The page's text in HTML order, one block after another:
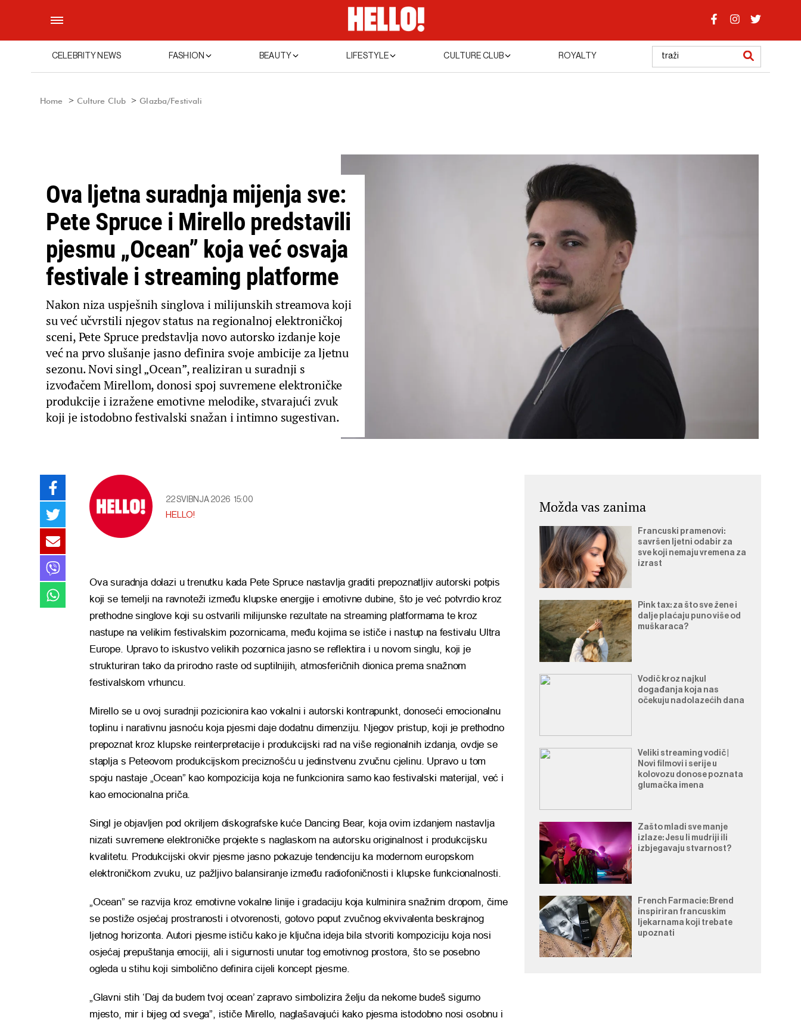
CELEBRITY NEWS FASHION BEAUTY LIFESTYLE CULTURE CLUB ROYALTY
Home Culture Club Glazba/Festivali
Ova ljetna suradnja mijenja sve:
Pete Spruce i Mirello predstavili
pjesmu „Ocean” koja već osvaja
festivale i streaming platforme
Nakon niza uspješnih singlova i milijunskih streamova koji
su već učvrstili njegov status na regionalnoj elektroničkoj
sceni, Pete Spruce predstavlja novo autorsko izdanje koje
već na prvo slušanje jasno definira svoje ambicije za ljetnu
sezonu. Novi singl „Ocean”, realiziran u suradnji s
izvođačem Mirellom, donosi spoj suvremene elektroničke
produkcije i izražene emotivne melodike, stvarajući zvuk
koji je istodobno festivalski snažan i intimno sugestivan.
22 SVIBNJA 2026 15:00
HELLO!
Ova suradnja dolazi u trenutku kada Pete Spruce nastavlja graditi prepoznatljiv autorski potpis
koji se temelji na ravnoteži između klupske energije i emotivne dubine, što je već potvrdio kroz
prethodne singlove koji su ostvarili milijunske rezultate na streaming platformama te kroz
nastupe na velikim festivalskim pozornicama, među kojima se ističe i nastup na festivalu Ultra
Europe. Upravo to iskustvo velikih pozornica jasno se reflektira i u novom singlu, koji je
strukturiran tako da prirodno raste od suptilnijih, atmosferičnih dionica prema snažnom
festivalskom vrhuncu.
Mirello se u ovoj suradnji pozicionira kao vokalni i autorski kontrapunkt, donoseći emocionalnu
toplinu i narativnu jasnoću koja pjesmi daje dodatnu dimenziju. Njegov pristup, koji je prethodno
prepoznat kroz klupske reinterpretacije i produkcijski rad na više regionalnih izdanja, ovdje se
staplja s Peteovom produkcijskom preciznošću u jedinstvenu zvučnu cjelinu. Upravo u tom
spoju nastaje „Ocean” kao kompozicija koja ne funkcionira samo kao festivalski materijal, već i
kao emocionalna priča.
Singl je objavljen pod okriljem diskografske kuće Dancing Bear, koja ovim izdanjem nastavlja
nizati suvremene elektroničke projekte s naglaskom na autorsku originalnost i produkcijsku
kvalitetu. Produkcijski okvir pjesme jasno pokazuje tendenciju ka modernom europskom
elektroničkom zvuku, uz pažljivo balansiranje između radiofoničnosti i klupske funkcionalnosti.
„Ocean” se razvija kroz emotivne vokalne linije i gradaciju koja kulminira snažnim dropom, čime
se postiže osjećaj prostranosti i otvorenosti, gotovo poput zvučnog ekvivalenta beskrajnog
ljetnog horizonta. Autori pjesme ističu kako je ključna ideja bila stvoriti kompoziciju koja nosi
osjećaj prepuštanja emociji, ali i sigurnosti unutar tog emotivnog prostora, što se posebno
ogleda u stihu koji simbolično definira cijeli koncept pjesme.
„Glavni stih ‘Daj da budem tvoj ocean’ zapravo simbolizira želju da nekome budeš sigurno
mjesto, mir i bijeg od svega”, ističe Mirello, naglašavajući kako pjesma istodobno nosi osobnu i
Možda vas zanima
Francuski pramenovi:
savršen ljetni odabir za
sve koji nemaju vremena za
izrast
Pink tax: za što sve žene i
dalje plaćaju puno više od
muškaraca?
Vodič kroz najkul
događanja koja nas
očekuju nadolazećih dana
Veliki streaming vodič |
Novi filmovi i serije u
kolovozu donose poznata
glumačka imena
Zašto mladi sve manje
izlaze: Jesu li mudriji ili
izbjegavaju stvarnost?
French Farmacie: Brend
inspiriran francuskim
ljekarnama koji trebate
upoznati